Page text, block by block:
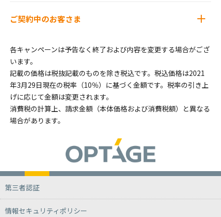
ご契約中のお客さま
各キャンペーンは予告なく終了および内容を変更する場合がござ
います。
記載の価格は税抜記載のものを除き税込です。税込価格は2021
年3月29日現在の税率（10％）に基づく金額です。税率の引き上
げに応じて金額は変更されます。
消費税の計算上、請求金額（本体価格および消費税額）と異なる
場合があります。
第三者認証
情報セキュリティポリシー